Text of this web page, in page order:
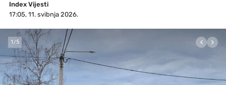
Index Vijesti
17:05, 11. svibnja 2026.
1/5